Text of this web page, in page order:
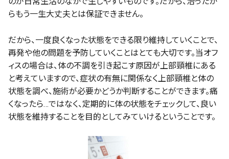
らもう一生大丈夫とは保証できません。
だから、一度良くなった状態をできる限り維持していくことで、
再発や他の問題を予防していくことはとても大切です。当オフ
ィスの場合は、体の不調を引き起こす原因が上部頸椎にある
と考えていますので、症状の有無に関係なく上部頸椎と体の
状態を調べ、施術が必要かどうか判断することができます。痛
くなったら…ではなく、定期的に体の状態をチェックして、良い
状態を維持することを目的としてみていけるということです。